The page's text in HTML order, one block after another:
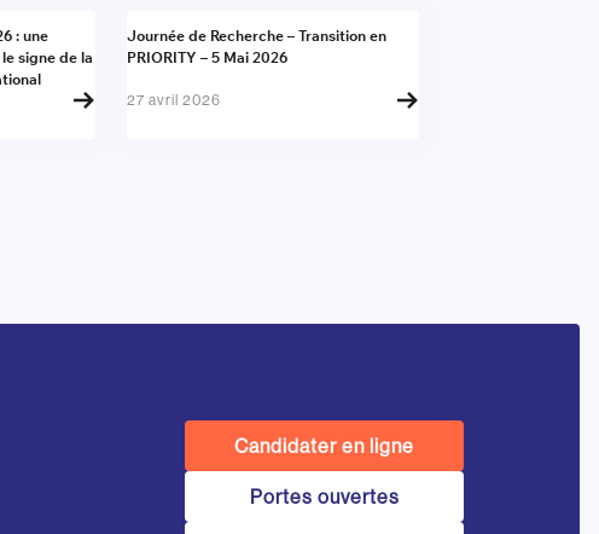
: une
signe de la
Actualité
Journée de Recherche – Transition en
PRIORITY – 5 Mai 2026
27 avril 2026
Candidater en ligne
Portes ouvertes